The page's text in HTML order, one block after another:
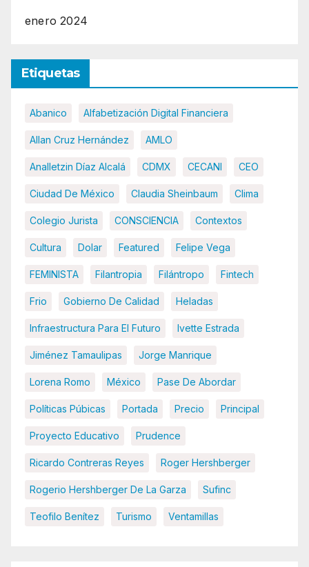
enero 2024
Etiquetas
Abanico Alfabetización Digital Financiera
Allan Cruz Hernández AMLO
Analletzin Díaz Alcalá CDMX CECANI CEO
Ciudad De México Claudia Sheinbaum Clima
Colegio Jurista CONSCIENCIA Contextos
Cultura Dolar Featured Felipe Vega
FEMINISTA Filantropia Filántropo Fintech
Frio Gobierno De Calidad Heladas
Infraestructura Para El Futuro Ivette Estrada
Jiménez Tamaulipas Jorge Manrique
Lorena Romo México Pase De Abordar
Políticas Púbicas Portada Precio Principal
Proyecto Educativo Prudence
Ricardo Contreras Reyes Roger Hershberger
Rogerio Hershberger De La Garza Sufinc
Teofilo Benítez Turismo Ventamillas